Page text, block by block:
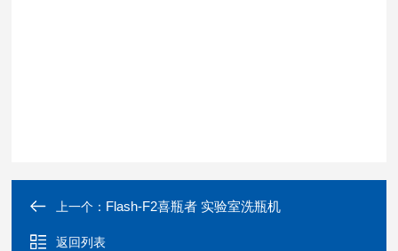
上一个： Flash-F2喜瓶者 实验室洗瓶机
返回列表